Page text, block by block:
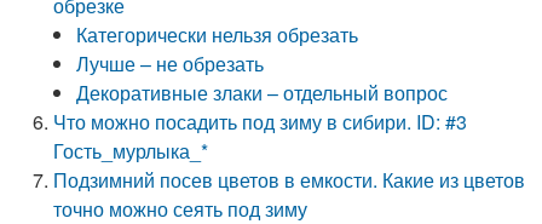
Категорически нельзя обрезать
Лучше – не обрезать
Декоративные злаки – отдельный вопрос
Что можно посадить под зиму в сибири. ID: #3
Гость_мурлыка_*
Подзимний посев цветов в емкости. Какие из цветов
точно можно сеять под зиму